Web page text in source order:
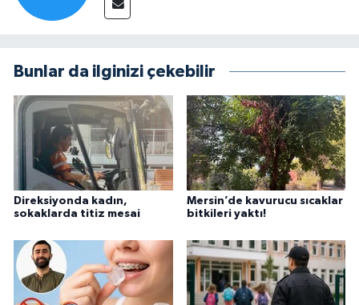
Bunlar da ilginizi çekebilir
Direksiyonda kadın,
sokaklarda titiz mesai
Mersin’de kavurucu sıcaklar
bitkileri yaktı!